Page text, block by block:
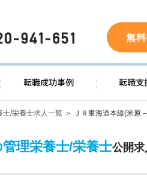
0120-941-651 無
求人検索 転職成功事例
士/栄養士求人一覧 ＪＲ東海道本線(米原
理栄養士/栄養士公開